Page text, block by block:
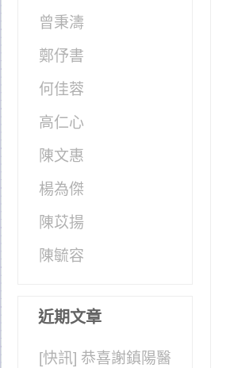
曾秉濤
鄭伃書
何佳蓉
高仁心
陳文惠
楊為傑
陳苡揚
陳毓容
近期文章
[快訊] 恭喜謝鎮陽醫